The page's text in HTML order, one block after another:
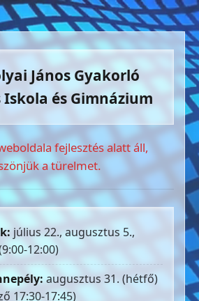
János Gyakorló
és Gimnázium
fejlesztés alatt áll,
a türelmet.
július 22., augusztus 5.,
12:00)
augusztus 31. (hétfő)
17:30-17:45)